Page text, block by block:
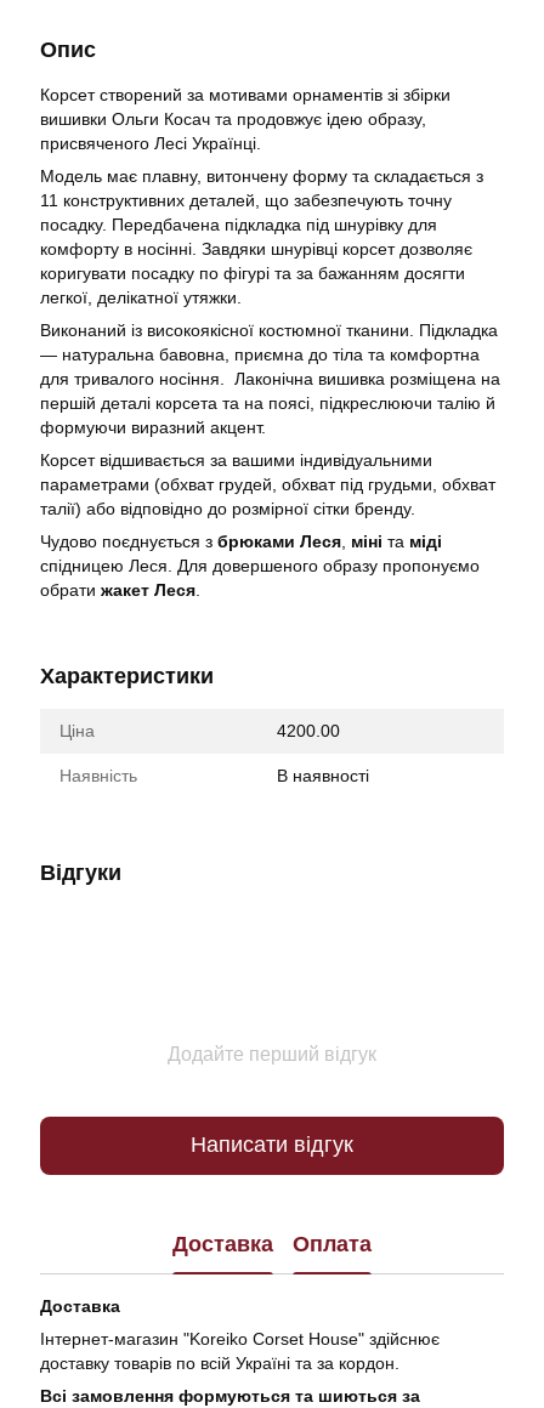
Опис
Корсет створений за мотивами орнаментів зі збірки
вишивки Ольги Косач та продовжує ідею образу,
присвяченого Лесі Українці.
Модель має плавну, витончену форму та складається з
11 конструктивних деталей, що забезпечують точну
посадку. Передбачена підкладка під шнурівку для
комфорту в носінні. Завдяки шнурівці корсет дозволяє
коригувати посадку по фігурі та за бажанням досягти
легкої, делікатної утяжки.
Виконаний із високоякісної костюмної тканини. Підкладка
— натуральна бавовна, приємна до тіла та комфортна
для тривалого носіння. Лаконічна вишивка розміщена на
першій деталі корсета та на поясі, підкреслюючи талію й
формуючи виразний акцент.
Корсет відшивається за вашими індивідуальними
параметрами (обхват грудей, обхват під грудьми, обхват
талії) або відповідно до розмірної сітки бренду.
Чудово поєднується з брюками Леся міні та міді
спідницею Леся. Для довершеного образу пропонуємо
обрати жакет Леся
Характеристики
Ціна 4200.00
Наявність В наявності
Відгуки
Додайте перший відгук
Написати відгук
Доставка Оплата
Доставка
Інтернет-магазин "Koreiko Corset House" здійснює
доставку товарів по всій Україні та за кордон.
Всі замовлення формуються та шиються за